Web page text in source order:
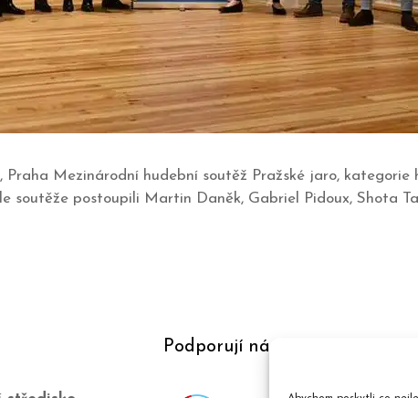
Praha Mezinárodní hudební soutěž Pražské jaro,
soutěže postoupili Martin Daněk, Gabriel Pidoux, Shota
Podporují nás